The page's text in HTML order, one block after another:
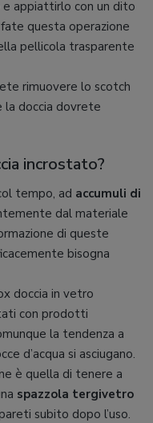
e appiattirlo con un dito
questa operazione
pellicola trasparente
rimuovere lo scotch
la doccia dovrete
incrostato?
tempo, ad accumuli di
dal materiale
di queste
bisogna
doccia in vetro
con prodotti
la tendenza a
d’acqua si asciugano.
è quella di tenere a
spazzola tergivetro
subito dopo l’uso.